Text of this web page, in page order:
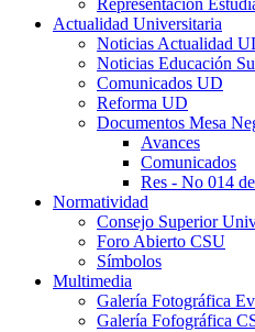
Representación
Actualidad Universitaria
Noticias Actualidad
Noticias Educación
Comunicados UD
Reforma UD
Documentos Mesa
Avances
Comunicados
Res - No 014
Normatividad
Consejo Superior
Foro Abierto CSU
Símbolos
Multimedia
Galería Fotográfica
Galería Fofográfica